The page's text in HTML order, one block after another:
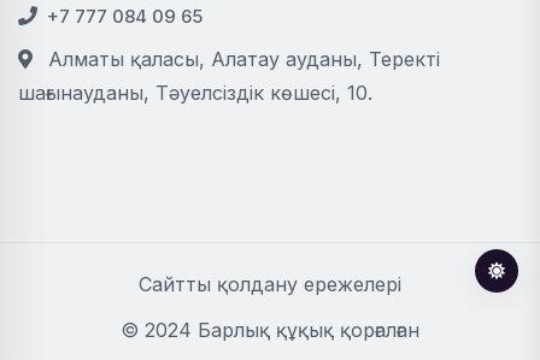
+7 777 084 09 65
Алматы қаласы, Алатау ауданы, Теректі
шағынауданы, Тәуелсіздік көшесі, 10.
Сайтты қолдану ережелері
© 2024 Барлық құқық қорғалған